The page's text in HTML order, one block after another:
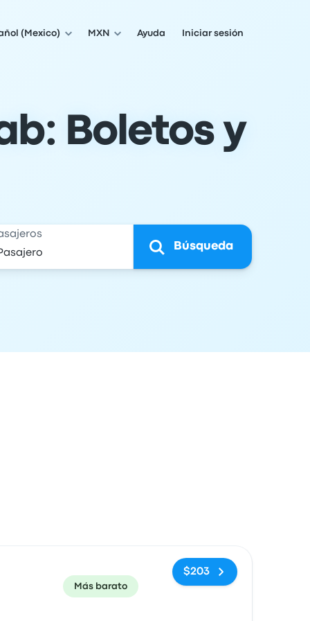
(Mexico) MXN Ayuda Iniciar sesión
Boletos y
Búsqueda
Más barato
$203